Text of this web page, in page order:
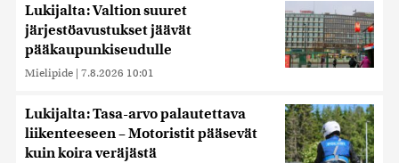
Lukijalta: Valtion suuret
järjestöavustukset jäävät
pääkaupunkiseudulle
Mielipide | 7.8.2026 10:01
Lukijalta: Tasa-arvo palautettava
liikenteeseen – Motoristit pääsevät
kuin koira veräjästä